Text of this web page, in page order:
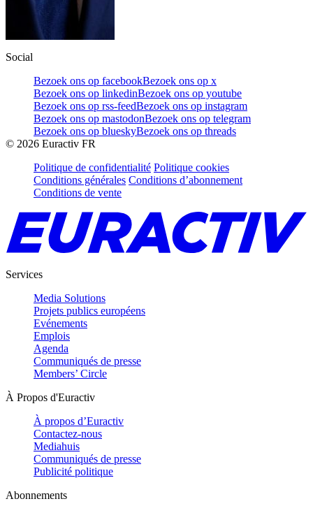
Social
Bezoek ons op facebookBezoek ons op x
Bezoek ons op linkedinBezoek ons op youtube
Bezoek ons op rss-feedBezoek ons op instagram
Bezoek ons op mastodonBezoek ons op telegram
Bezoek ons op blueskyBezoek ons op threads
© 2026 Euractiv FR
Politique de confidentialité Politique cookies
Conditions générales Conditions d’abonnement
Conditions de vente
Services
Media Solutions
Projets publics européens
Evénements
Emplois
Agenda
Communiqués de presse
Members’ Circle
À Propos d'Euractiv
À propos d’Euractiv
Contactez-nous
Mediahuis
Communiqués de presse
Publicité politique
Abonnements